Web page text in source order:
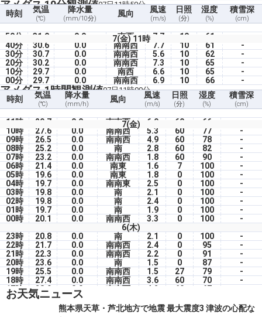
アメダス 10分観測値07日11時50分
時刻 気温
(℃)
降水量
(mm/10分)
風向 風速
(m/s)
日照
(分)
湿度
(%)
積雪深
(cm)
7(金) 11時
50分 31.0 0.0 南西 7.7 10 61
40分
30.6 0.0 南南西 7.7 10 61
-
30分
30.7 0.0 南南西 5.6 10 62
-
20分
30.2 0.0 南南西 7.3 10 65
-
10分
29.7 0.0 南西 6.6 10 65
-
00分
29.7 0.0 南南西 6.9 10 66 -
アメダス 1時間観測値07日11時00分
時刻 気温
(℃)
降水量
(mm/h)
風向 風速
(m/s)
日照
(分)
湿度
(%)
積雪深
(cm)
7(金)
11時 29.7 0.0 南南西 6.9 60 66
10時
27.6 0.0 南南西 5.3 60 77
-
09時
26.5 0.0 南南西 4.9 60 78
-
08時
25.2 0.0 南 2.8 60 82
-
07時
23.2 0.0 南南西 1.8 60 90
-
06時
21.4 0.0 南東 1.6 7 100
-
05時
19.6 0.0 南東 1.8 0 100
-
04時
19.7 0.0 南南東 2.5 0 100
-
03時
19.8 0.0 南 2.1 0 100
-
02時
19.8 0.0 南 2.4 0 100
-
01時
19.7 0.0 南 1.9 0 100
-
00時
20.1 0.0 南南西 3.3 0 100
-
6(木)
23時
20.8 0.0 南 2.1 0 100
-
22時
21.7 0.0 南南西 2.4 0 95
-
21時
22.3 0.0 南南西 2.2 0 91
-
20時
23.6 0.0 南 1.5 0 87
-
19時
25.5 0.0 南南西 1.5 27 79
-
18時
27.4 0.0 南南西 3.6 60 70
-
17時
28.9 0.0 南南西 4.2 60 67
16時
29.4 0.0
0.0 南南西 5.1 60 66
-
お天気ニュース
熊本県天草・芦北地方で地震 最大震度3 津波の心配な